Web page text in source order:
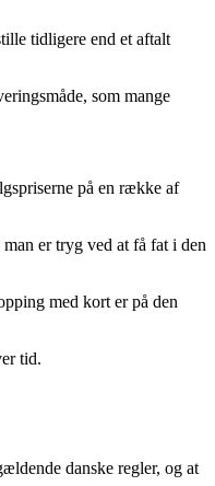
tidligere end et aftalt
som mange
på en række af
er tryg ved at få fat i den
med kort er på den
tid.
danske regler, og at